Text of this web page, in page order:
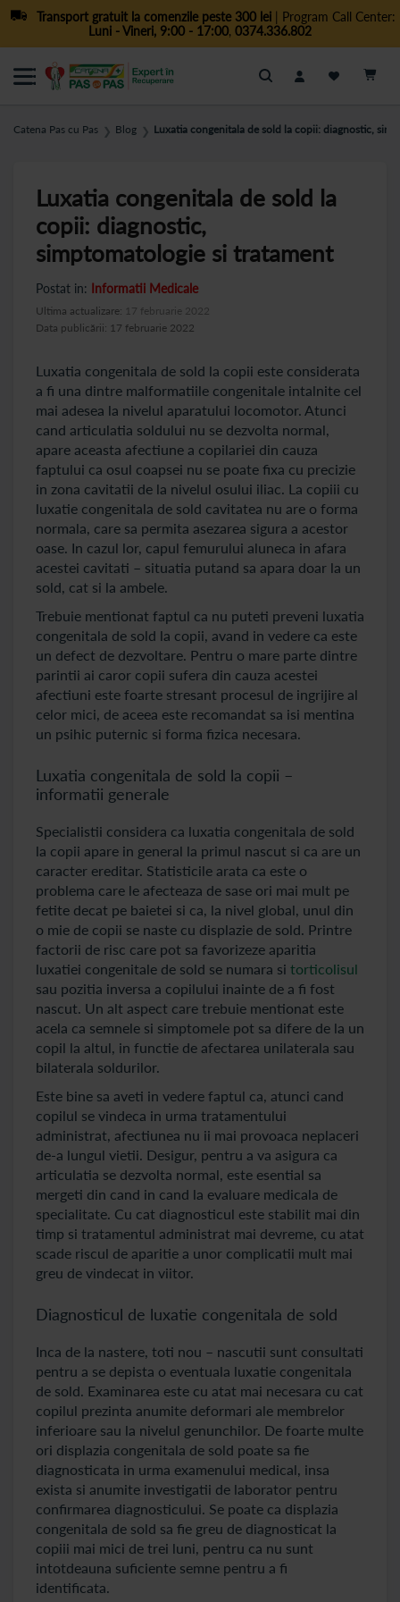
Transport gratuit la comenzile peste 300 lei| Program Call Center:
Luni - Vineri, 9:00 - 17:00, 0374.336.802
Cautare
Catena Pas cu Pas ❯ Blog ❯ Luxatia congenitala de sold la copii: diagnostic,
Luxatia congenitala de sold la
copii: diagnostic,
simptomatologie si tratament
Postat in: Informatii Medicale
Data publicării: 17 februarie 2022
Ultima actualizare: 17 februarie 2022
Luxatia congenitala de sold la copii este considerata
a fi una dintre malformatiile congenitale intalnite cel
mai adesea la nivelul aparatului locomotor. Atunci
cand articulatia soldului nu se dezvolta normal,
apare aceasta afectiune a copilariei din cauza
faptului ca osul coapsei nu se poate fixa cu precizie
in zona cavitatii de la nivelul osului iliac. La copiii cu
luxatie congenitala de sold cavitatea nu are o forma
normala, care sa permita asezarea sigura a acestor
oase. In cazul lor, capul femurului aluneca in afara
acestei cavitati – situatia putand sa apara doar la un
sold, cat si la ambele.
Trebuie mentionat faptul ca nu puteti preveni luxatia
congenitala de sold la copii, avand in vedere ca este
un defect de dezvoltare. Pentru o mare parte dintre
parintii ai caror copii sufera din cauza acestei
afectiuni este foarte stresant procesul de ingrijire al
celor mici, de aceea este recomandat sa isi mentina
un psihic puternic si forma fizica necesara.
Luxatia congenitala de sold la copii –
informatii generale
Specialistii considera ca luxatia congenitala de sold
la copii apare in general la primul nascut si ca are un
caracter ereditar. Statisticile arata ca este o
problema care le afecteaza de sase ori mai mult pe
fetite decat pe baietei si ca, la nivel global, unul din
o mie de copii se naste cu displazie de sold. Printre
factorii de risc care pot sa favorizeze aparitia
luxatiei congenitale de sold se numara si torticolisul
sau pozitia inversa a copilului inainte de a fi fost
nascut. Un alt aspect care trebuie mentionat este
acela ca semnele si simptomele pot sa difere de la un
copil la altul, in functie de afectarea unilaterala sau
bilaterala soldurilor.
Este bine sa aveti in vedere faptul ca, atunci cand
copilul se vindeca in urma tratamentului
administrat, afectiunea nu ii mai provoaca neplaceri
de-a lungul vietii. Desigur, pentru a va asigura ca
articulatia se dezvolta normal, este esential sa
mergeti din cand in cand la evaluare medicala de
specialitate. Cu cat diagnosticul este stabilit mai din
timp si tratamentul administrat mai devreme, cu atat
scade riscul de aparitie a unor complicatii mult mai
greu de vindecat in viitor.
Diagnosticul de luxatie congenitala de sold
Inca de la nastere, toti nou – nascutii sunt consultati
pentru a se depista o eventuala luxatie congenitala
de sold. Examinarea este cu atat mai necesara cu cat
copilul prezinta anumite deformari ale membrelor
inferioare sau la nivelul genunchilor. De foarte multe
ori displazia congenitala de sold poate sa fie
diagnosticata in urma examenului medical, insa
exista si anumite investigatii de laborator pentru
confirmarea diagnosticului. Se poate ca displazia
congenitala de sold sa fie greu de diagnosticat la
copiii mai mici de trei luni, pentru ca nu sunt
intotdeauna suficiente semne pentru a fi
identificata.